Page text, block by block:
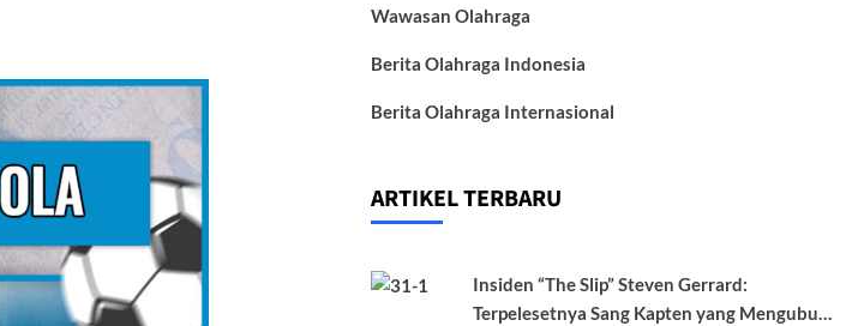
Wawasan Olahraga
Berita Olahraga Indonesia
Berita Olahraga Internasional
ARTIKEL TERBARU
Insiden “The Slip” Steven Gerrard:
Terpelesetnya Sang Kapten yang Mengubur